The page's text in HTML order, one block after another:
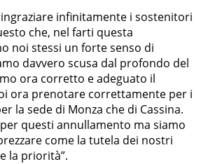
infinitamente i sostenitori
che, nel farti questa
noi stessi un forte senso di
davvero scusa dal profondo del
ora corretto e adeguato il
ora prenotare correttamente per i
la sede di Monza che di Cassina.
questi annullamento ma siamo
come la tutela dei nostri
la priorità”.